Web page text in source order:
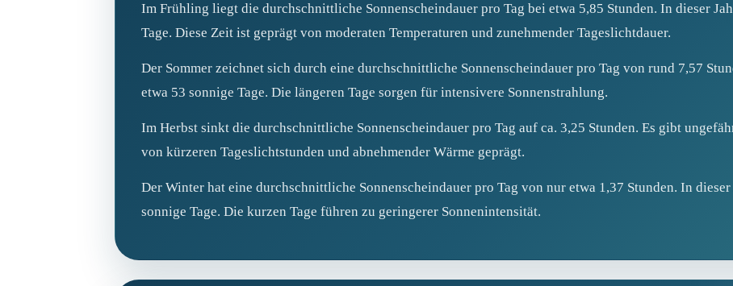
Im Frühling liegt die durchschnittliche Sonnenscheindauer pro Tag bei etwa 5,85 Stunden. In dieser
Tage. Diese Zeit ist geprägt von moderaten Temperaturen und zunehmender Tageslichtdauer.
Der Sommer zeichnet sich durch eine durchschnittliche Sonnenscheindauer pro Tag von rund 7,57
etwa 53 sonnige Tage. Die längeren Tage sorgen für intensivere Sonnenstrahlung.
Im Herbst sinkt die durchschnittliche Sonnenscheindauer pro Tag auf ca. 3,25 Stunden. Es gibt
von kürzeren Tageslichtstunden und abnehmender Wärme geprägt.
Der Winter hat eine durchschnittliche Sonnenscheindauer pro Tag von nur etwa 1,37 Stunden. In
sonnige Tage. Die kurzen Tage führen zu geringerer Sonnenintensität.